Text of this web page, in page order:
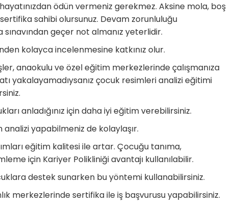
ödün vermeniz gerekmez. Aksine mola, boş
sahibi olursunuz. Devam zorunluluğu
geçer not almanız yeterlidir.
kolayca incelenmesine katkınız olur.
anaokulu ve özel eğitim merkezlerinde çalışmanıza
yakalayamadıysanız çocuk resimleri analizi eğitimi
anladığınız için daha iyi eğitim verebilirsiniz.
yapabilmeniz de kolaylaşır.
eğitim kalitesi ile artar. Çocuğu tanıma,
için Kariyer Polikliniği avantajı kullanılabilir.
destek sunarken bu yöntemi kullanabilirsiniz.
merkezlerinde sertifika ile iş başvurusu yapabilirsiniz.